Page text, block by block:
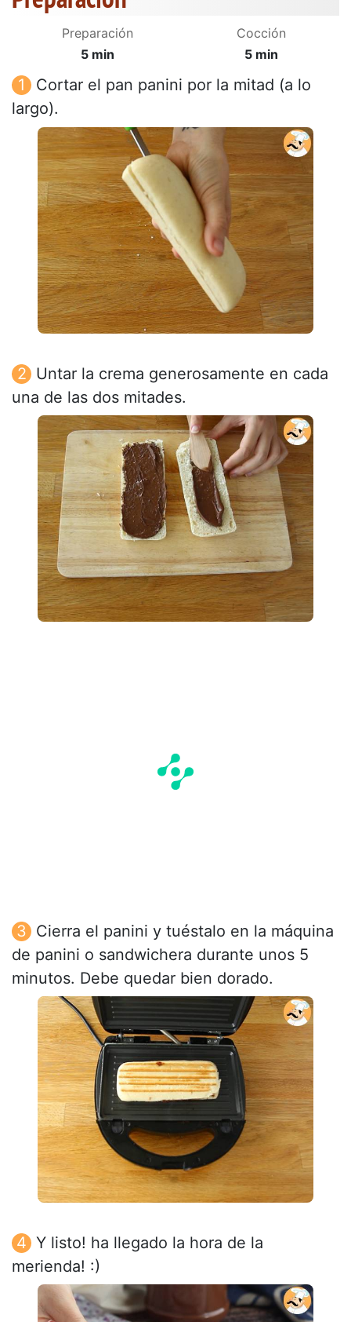
Preparación
5 min
Cocción
5 min
Cortar el pan panini por la mitad (a lo
largo).
Untar la crema generosamente en cada
una de las dos mitades.
Cierra el panini y tuéstalo en la máquina
de panini o sandwichera durante unos 5
minutos. Debe quedar bien dorado.
Y listo! ha llegado la hora de la
merienda! :)